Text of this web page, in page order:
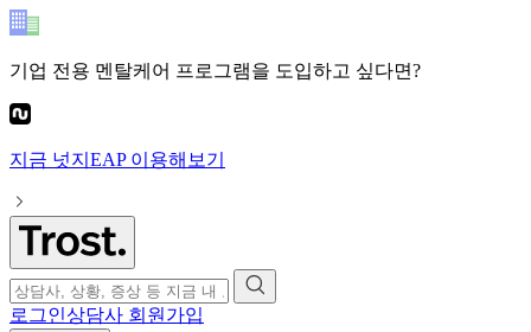
기업 전용 멘탈케어 프로그램을 도입하고 싶다면?
지금 넛지EAP이용해보기
로그인상담사 회원가입